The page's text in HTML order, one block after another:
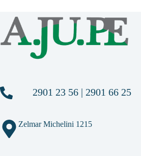
2901 23 56 | 2901 66 25
Zelmar Michelini 1215